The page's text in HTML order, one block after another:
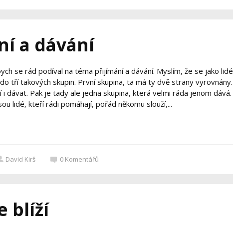
a dávání
se rád podíval na téma přijímání a dávání. Myslím, že se jako lidé
tří takových skupin. První skupina, ta má ty dvě strany vyrovnány.
i dávat. Pak je tady ale jedna skupina, která velmi ráda jenom dává.
lidé, kteří rádi pomáhají, pořád někomu slouží,...
David Kirš 0 Komentářů
blíží